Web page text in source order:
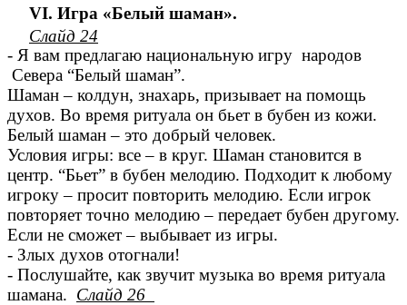
VI. Игра «Белый шаман».
Слайд 24
- Я вам предлагаю национальную игру народов
Севера “Белый шаман”.
Шаман – колдун, знахарь, призывает на помощь
духов. Во время ритуала он бьет в бубен из кожи.
Белый шаман – это добрый человек.
Условия игры: все – в круг. Шаман становится в
центр. “Бьет” в бубен мелодию. Подходит к любому
игроку – просит повторить мелодию. Если игрок
повторяет точно мелодию – передает бубен другому.
Если не сможет – выбывает из игры.
- Злых духов отогнали!
- Послушайте, как звучит музыка во время ритуала
шамана. Слайд 26